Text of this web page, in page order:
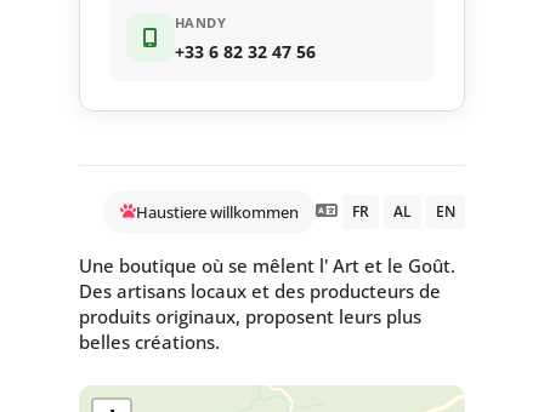
Haustiere willkommen FR AL EN
Une boutique où se mêlent l' Art et le Goût.
Des artisans locaux et des producteurs de
produits originaux, proposent leurs plus
belles créations.
HANDY
+33 6 82 32 47 56